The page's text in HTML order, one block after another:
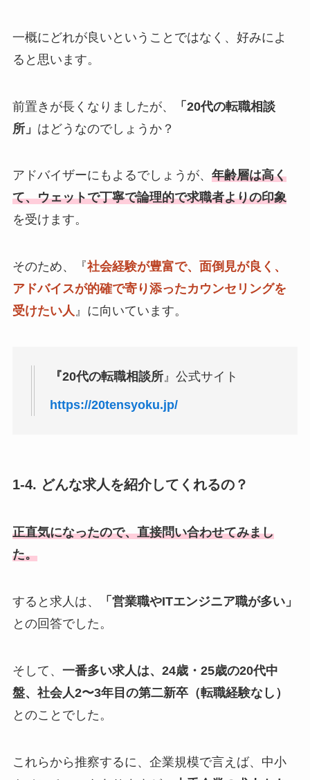
一概にどれが良いということではなく、好みによ
ると思います。
前置きが長くなりましたが、
「20代の転職相談
所」 はどうなのでしょうか？
アドバイザーにもよるでしょうが、 年齢層は高く
て、ウェットで丁寧で論理的で求職者よりの印象
を受けます。
そのため、『社会経験が豊富で、面倒見が良く、
アドバイスが的確で寄り添ったカウンセリングを
受けたい人』に向いています。
『20代の転職相談所』公式サイト
https://20tensyoku.jp/
1-4. どんな求人を紹介してくれるの？
正直気になったので、直接問い合わせてみまし
た。
すると求人は、
「営業職やITエンジニア職が多い」
との回答でした。
そして、 一番多い求人は、24歳・25歳の20代中
盤、社会人2〜3年目の第二新卒（転職経験なし）
とのことでした。
これらから推察するに、企業規模で言えば、中小